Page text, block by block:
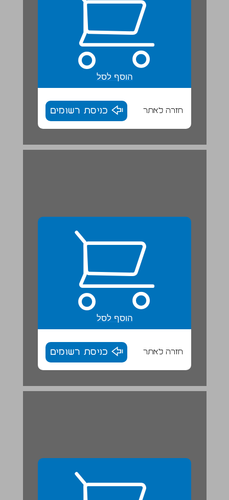
הוסף לסל
חזרה לאתר כניסת רשומים
איזו ציפור זאת? ... 26
הוסף לסל
חזרה לאתר כניסת רשומים
הופך גרון (סבראש) ... 27